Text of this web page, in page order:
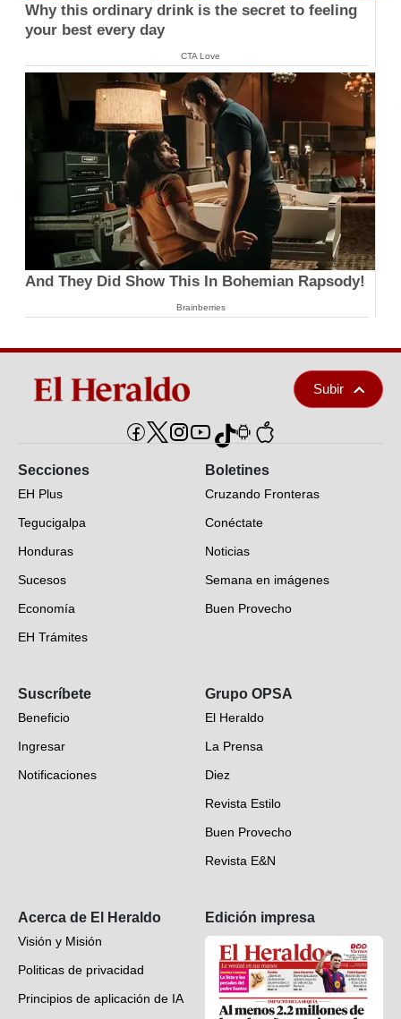
Why this ordinary drink is the secret to feeling
your best every day
CTA Love
And They Did Show This In Bohemian Rapsody!
Brainberries
Subir
Secciones
EH Plus
Tegucigalpa
Honduras
Sucesos
Economía
EH Trámites
EH Verifica
Fotogalerías
Deportes
Videos
Boletines
Cruzando Fronteras
Conéctate
Noticias
Semana en imágenes
Buen Provecho
Suscríbete
Beneficio
Ingresar
Notificaciones
Grupo OPSA
El Heraldo
La Prensa
Diez
Revista Estilo
Buen Provecho
Revista E&N
Acerca de El Heraldo
Visión y Misión
Politicas de privacidad
Principios de aplicación de IA
Edición impresa